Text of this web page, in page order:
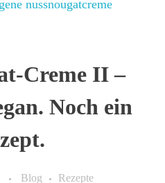
Creme II –
Noch ein
Blog Rezepte